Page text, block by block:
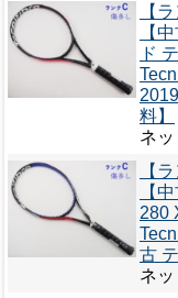
【
【
ド
料】
ネ
【
【
280
古
ネ